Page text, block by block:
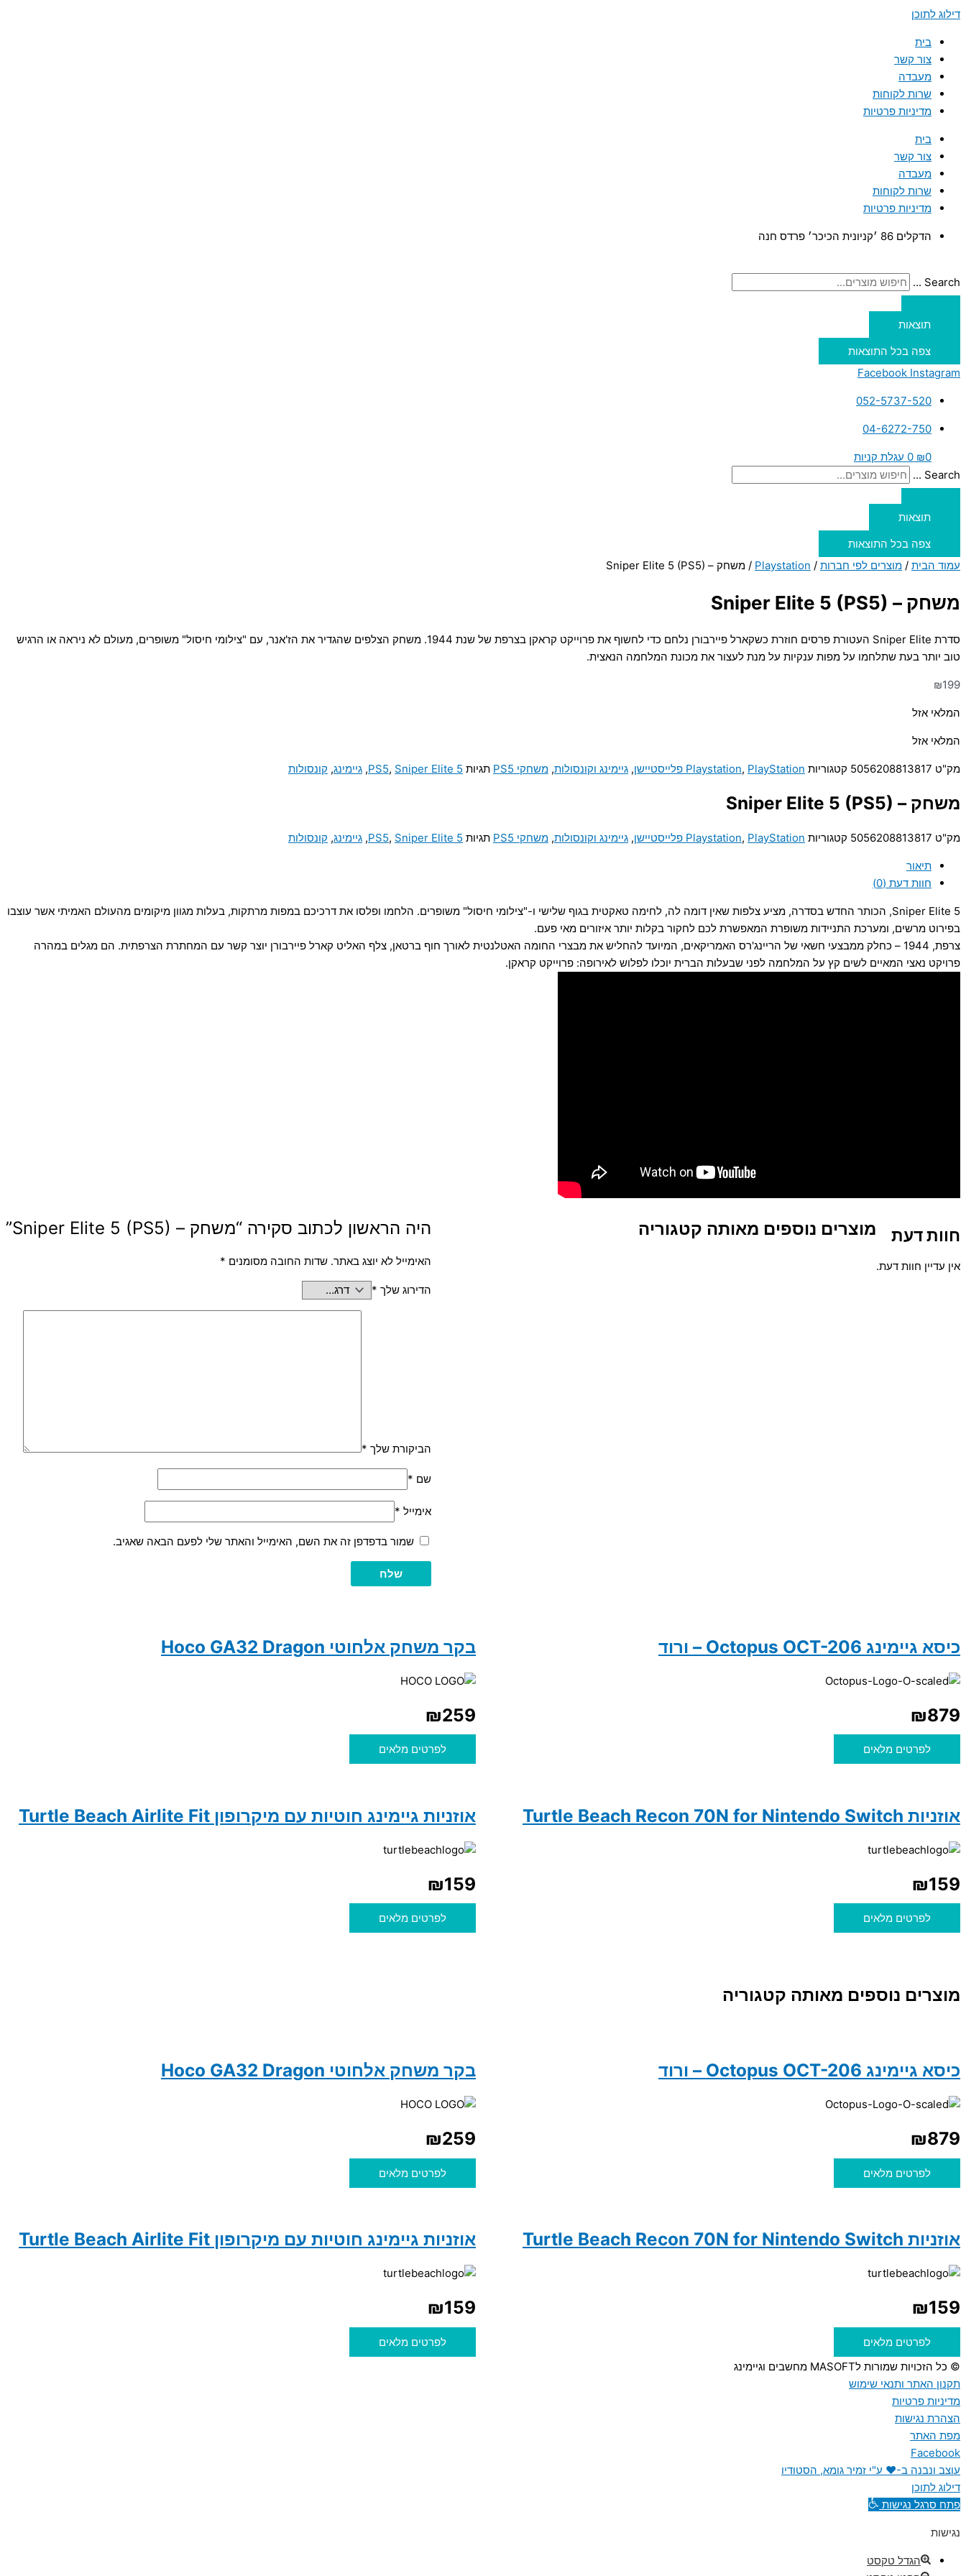
דילוג לתוכן
בית
צור קשר
מעבדה
שרות לקוחות
מדיניות פרטיות
בית
צור קשר
מעבדה
שרות לקוחות
מדיניות פרטיות
הדקלים 86 ׳קניונית הכיכר׳ פרדס חנה
Search ...
תוצאות
צפה בכל התוצאות
Facebook Instagram
052-5737-520
04-6272-750
₪0
0 עגלת קניות
Search ...
תוצאות
צפה בכל התוצאות
עמוד הבית / מוצרים לפי חברות /
Playstation / משחק – Sniper Elite 5 (PS5)
משחק – Sniper Elite 5 (PS5)
סדרת Sniper Elite העטורת פרסים חוזרת כשקארל פיירבורן נלחם כדי לחשוף את פרוייקט קראקן בצרפת של שנת 1944. משחק הצלפים שהגדיר את הז'אנר, עם "צילומי חיסול" משופרים, מעולם לא ניראה או הרגיש
טוב יותר בעת שתלחמו על מפות ענקיות על מנת לעצור את מכונת המלחמה הנאצית.
₪199
המלאי אזל
המלאי אזל
מק"ט 5056208813817 קטגוריות Playstation, PlayStation פלייסטיישן , גיימינג וקונסולות, משחקי PS5 תגיות PS5, Sniper Elite 5
, גיימינג, קונסולות
משחק – Sniper Elite 5 (PS5)
מק"ט 5056208813817 קטגוריות Playstation, PlayStation פלייסטיישן , גיימינג וקונסולות, משחקי PS5 תגיות PS5, Sniper Elite 5
, גיימינג, קונסולות
תיאור
חוות דעת (0)
Sniper Elite 5, הכותר החדש בסדרה, מציע צלפות שאין דומה לה, לחימה טאקטית בגוף שלישי ו-"צילומי חיסול" משופרים. הלחמו ופלסו את דרכיכם במפות מרתקות, בעלות מגוון מיקומים מהעולם האמיתי אשר עוצבו
בפירוט מרשים, ומערכת התניידות משופרת המאפשרת לכם לחקור בקלות יותר איזורים מאי פעם.
צרפת, 1944 – כחלק ממבצעי חשאי של הריינג'רס האמריקאים, המיועד להחליש את מבצרי החומה האטלנטית לאורך חוף ברטאן, צלף האליט קארל פיירבורן יוצר קשר עם המחתרת הצרפתית. הם מגלים במהרה
פרויקט נאצי המאיים לשים קץ על המלחמה לפני שבעלות הברית יוכלו לפלוש לאירופה: פרוייקט קראקן.
חוות דעת
אין עדיין חוות דעת.
היה הראשון לכתוב סקירה “משחק – Sniper Elite 5 (PS5)”
האימייל לא יוצג באתר. שדות החובה מסומנים *
הדירוג שלך *
הביקורת שלך *
שם *
אימייל *
שמור בדפדפן זה את השם, האימייל והאתר שלי לפעם הבאה שאגיב.
מוצרים נוספים מאותה קטגוריה
כיסא גיימינג Octopus OCT-206 – ורוד
₪879
לפרטים מלאים
בקר משחק אלחוטי Hoco GA32 Dragon
₪259
לפרטים מלאים
אוזניות Turtle Beach Recon 70N for Nintendo Switch
₪159
לפרטים מלאים
אוזניות גיימינג חוטיות עם מיקרופון Turtle Beach Airlite Fit
₪159
לפרטים מלאים
מוצרים נוספים מאותה קטגוריה
כיסא גיימינג Octopus OCT-206 – ורוד
₪879
לפרטים מלאים
בקר משחק אלחוטי Hoco GA32 Dragon
₪259
לפרטים מלאים
אוזניות Turtle Beach Recon 70N for Nintendo Switch
₪159
לפרטים מלאים
אוזניות גיימינג חוטיות עם מיקרופון Turtle Beach Airlite Fit
₪159
לפרטים מלאים
© כל הזכויות שמורות לMASOFT מחשבים וגיימינג
תקנון האתר ותנאי שימוש
מדיניות פרטיות
הצהרת נגישות
מפת האתר
Facebook
עוצב ונבנה ב-♥︎ ע"י זמיר גומא, הסטודיו
דילוג לתוכן
פתח סרגל נגישות
נגישות
הגדל טקסט